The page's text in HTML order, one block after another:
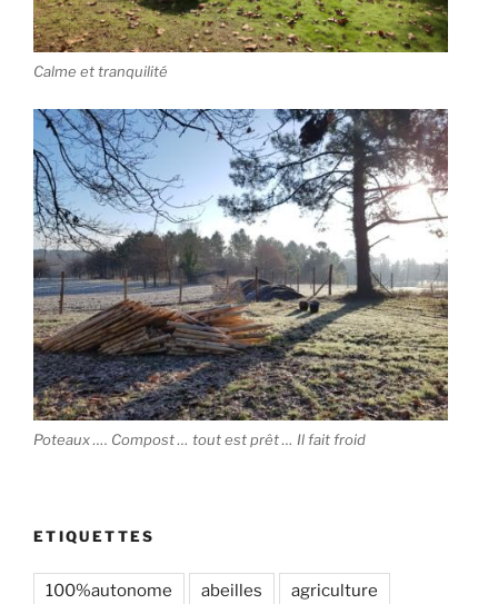
Calme et tranquilité
Poteaux …. Compost … tout est prêt … Il fait froid
ETIQUETTES
100%autonome abeilles agriculture